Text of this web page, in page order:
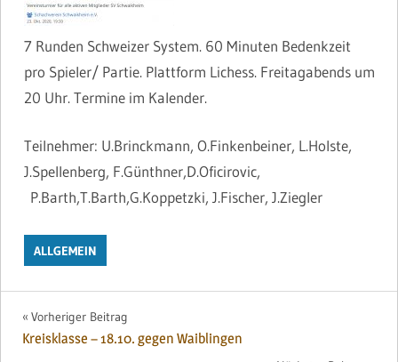
7 Runden Schweizer System. 60 Minuten Bedenkzeit
pro Spieler/ Partie. Plattform Lichess. Freitagabends um
20 Uhr. Termine im Kalender.
Teilnehmer: U.Brinckmann, O.Finkenbeiner, L.Holste,
J.Spellenberg, F.Günthner,D.Oficirovic,
P.Barth,T.Barth,G.Koppetzki, J.Fischer, J.Ziegler
ALLGEMEIN
Beitragsnavigation
Vorheriger Beitrag
Kreisklasse – 18.10. gegen Waiblingen